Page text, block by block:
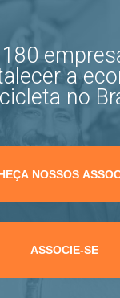
a
no
NOSSOS
ASSOCIE-SE